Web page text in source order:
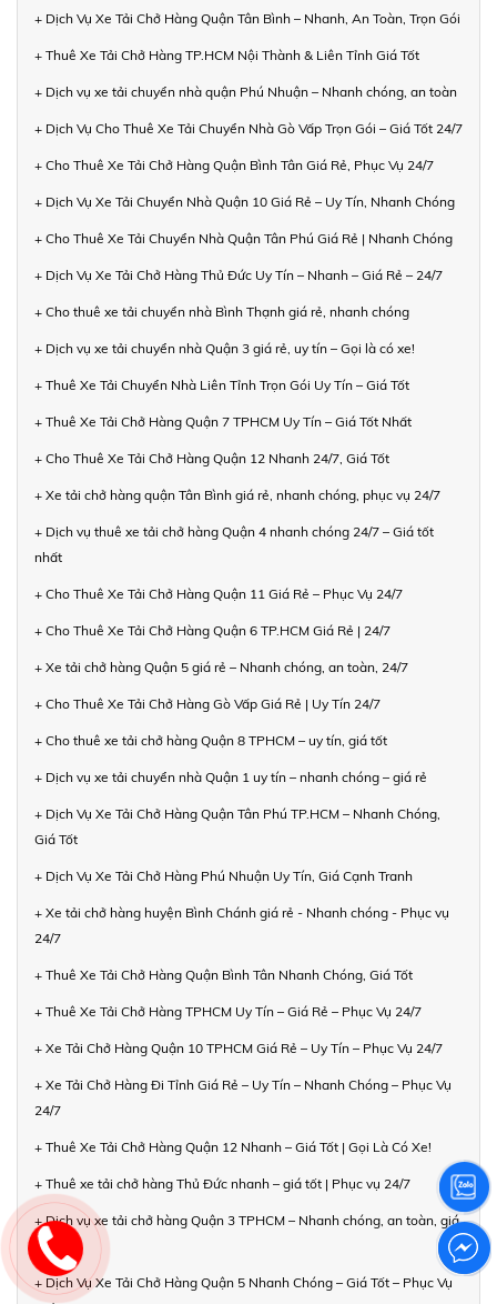
+ Dịch Vụ Xe Tải Chở Hàng Quận Tân Bình – Nhanh, An Toàn, Trọn Gói
+ Thuê Xe Tải Chở Hàng TP.HCM Nội Thành & Liên Tỉnh Giá Tốt
+ Dịch vụ xe tải chuyển nhà quận Phú Nhuận – Nhanh chóng, an toàn
+ Dịch Vụ Cho Thuê Xe Tải Chuyển Nhà Gò Vấp Trọn Gói – Giá Tốt 24/7
+ Cho Thuê Xe Tải Chở Hàng Quận Bình Tân Giá Rẻ, Phục Vụ 24/7
+ Dịch Vụ Xe Tải Chuyển Nhà Quận 10 Giá Rẻ – Uy Tín, Nhanh Chóng
+ Cho Thuê Xe Tải Chuyển Nhà Quận Tân Phú Giá Rẻ | Nhanh Chóng
+ Dịch Vụ Xe Tải Chở Hàng Thủ Đức Uy Tín – Nhanh – Giá Rẻ – 24/7
+ Cho thuê xe tải chuyển nhà Bình Thạnh giá rẻ, nhanh chóng
+ Dịch vụ xe tải chuyển nhà Quận 3 giá rẻ, uy tín – Gọi là có xe!
+ Thuê Xe Tải Chuyển Nhà Liên Tỉnh Trọn Gói Uy Tín – Giá Tốt
+ Thuê Xe Tải Chở Hàng Quận 7 TPHCM Uy Tín – Giá Tốt Nhất
+ Cho Thuê Xe Tải Chở Hàng Quận 12 Nhanh 24/7, Giá Tốt
+ Xe tải chở hàng quận Tân Bình giá rẻ, nhanh chóng, phục vụ 24/7
+ Dịch vụ thuê xe tải chở hàng Quận 4 nhanh chóng 24/7 – Giá tốt
nhất
+ Cho Thuê Xe Tải Chở Hàng Quận 11 Giá Rẻ – Phục Vụ 24/7
+ Cho Thuê Xe Tải Chở Hàng Quận 6 TP.HCM Giá Rẻ | 24/7
+ Xe tải chở hàng Quận 5 giá rẻ – Nhanh chóng, an toàn, 24/7
+ Cho Thuê Xe Tải Chở Hàng Gò Vấp Giá Rẻ | Uy Tín 24/7
+ Cho thuê xe tải chở hàng Quận 8 TPHCM – uy tín, giá tốt
+ Dịch vụ xe tải chuyển nhà Quận 1 uy tín – nhanh chóng – giá rẻ
+ Dịch Vụ Xe Tải Chở Hàng Quận Tân Phú TP.HCM – Nhanh Chóng,
Giá Tốt
+ Dịch Vụ Xe Tải Chở Hàng Phú Nhuận Uy Tín, Giá Cạnh Tranh
+ Xe tải chở hàng huyện Bình Chánh giá rẻ - Nhanh chóng - Phục vụ
24/7
+ Thuê Xe Tải Chở Hàng Quận Bình Tân Nhanh Chóng, Giá Tốt
+ Thuê Xe Tải Chở Hàng TPHCM Uy Tín – Giá Rẻ – Phục Vụ 24/7
+ Xe Tải Chở Hàng Quận 10 TPHCM Giá Rẻ – Uy Tín – Phục Vụ 24/7
+ Xe Tải Chở Hàng Đi Tỉnh Giá Rẻ – Uy Tín – Nhanh Chóng – Phục Vụ
24/7
+ Thuê Xe Tải Chở Hàng Quận 12 Nhanh – Giá Tốt | Gọi Là Có Xe!
+ Thuê xe tải chở hàng Thủ Đức nhanh – giá tốt | Phục vụ 24/7
+ Dịch vụ xe tải chở hàng Quận 3 TPHCM – Nhanh chóng, an toàn, giá
rẻ
+ Dịch Vụ Xe Tải Chở Hàng Quận 5 Nhanh Chóng – Giá Tốt – Phục Vụ